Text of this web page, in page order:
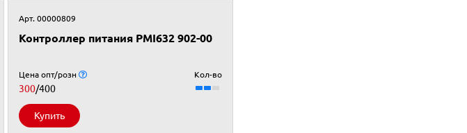
Арт. 00000809
Контроллер питания PMI632 902-00
Цена опт/розн
300/400
Кол-во
Купить